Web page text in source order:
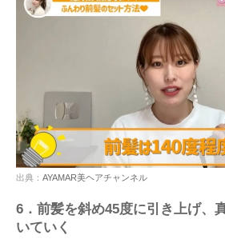
出典： AYAMAR美ヘアチャンネル
6．前髪を斜め45度に引き上げ、
いていく